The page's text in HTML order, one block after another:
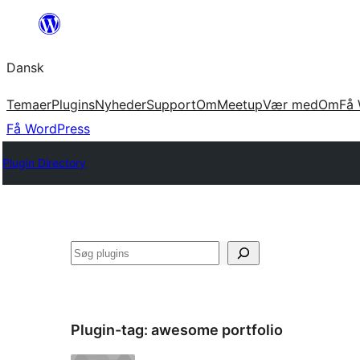
Spring
indhold
Dansk
TemaerPluginsNyhederSupportOmMeetupVær medOmFå
Få WordPress
Plugin Directory
Søg
Plugin-tag: awesome portfolio